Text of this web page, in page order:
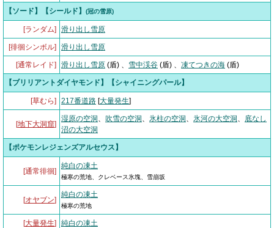
【ソード】【シールド】 (冠の雪原)
[ランダム] 滑り出し雪原
[徘徊シンボル] 滑り出し雪原
[通常レイド] 滑り出し雪原 (盾) 、 雪中渓谷 (盾) 、 凍てつきの海 (盾)
【ブリリアントダイヤモンド】【シャイニングパール】
[草むら] 217番道路 [大量発生]
[地下大洞窟]
湿原の空洞 、 吹雪の空洞 、 氷柱の空洞 、 氷河の大空洞 、 底なし
沼の大空洞
【ポケモンレジェンズアルセウス】
[通常徘徊]
純白の凍土
極寒の荒地、クレベース氷塊、雪崩坂
[オヤブン]
純白の凍土
極寒の荒地
[大量発生] 純白の凍土